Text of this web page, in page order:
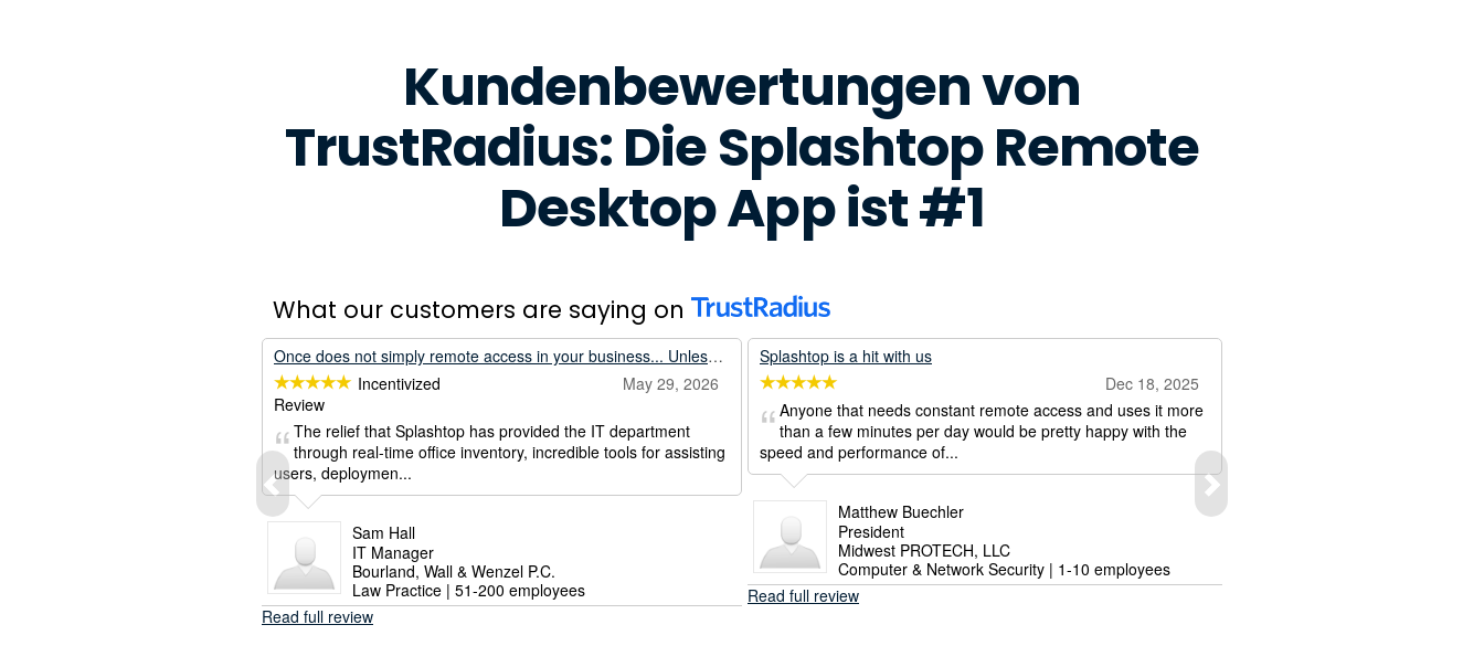
Kundenbewertungen von
TrustRadius: Die Splashtop Remote
Desktop App ist #1
What our customers are saying on
Once does not simply remote access in your business... Unless its with Splashtop.
Incentivized
Review
May 29, 2026
The relief that Splashtop has provided the IT department
through real-time office inventory, incredible tools for assisting
users, deploymen...
Sam Hall
IT Manager
Bourland, Wall & Wenzel P.C.
Law Practice | 51-200 employees
Read full review
Splashtop is a hit with us
Dec 18, 2025
Anyone that needs constant remote access and uses it more
than a few minutes per day would be pretty happy with the
speed and performance of...
Matthew Buechler
President
Midwest PROTECH, LLC
Computer & Network Security | 1-10 employees
Read full review